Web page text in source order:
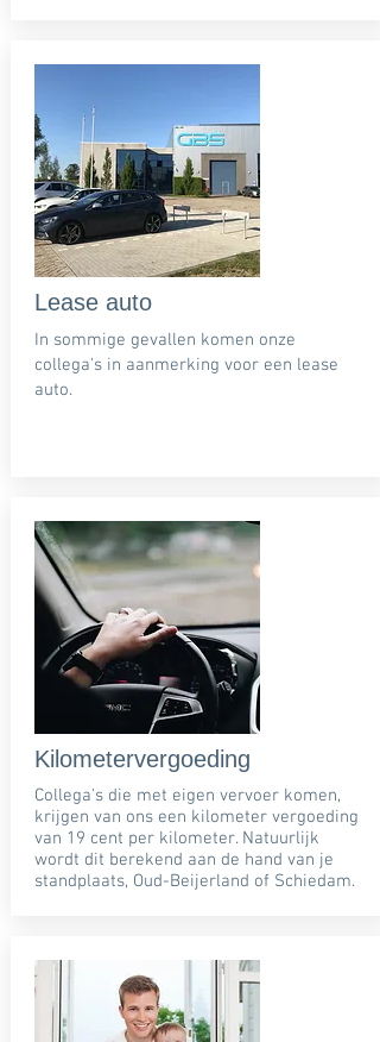
Lease auto
In sommige gevallen komen onze
collega's in aanmerking voor een lease
auto.
Kilometervergoeding
Collega's die met eigen vervoer komen,
krijgen van ons een kilometer vergoeding
van 19 cent per kilometer. Natuurlijk
wordt dit berekend aan de hand van je
standplaats, Oud-Beijerland of Schiedam.